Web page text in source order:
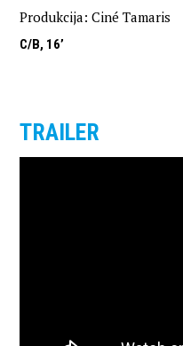
Produkcija: Ciné Tamaris
C/B, 16’
TRAILER